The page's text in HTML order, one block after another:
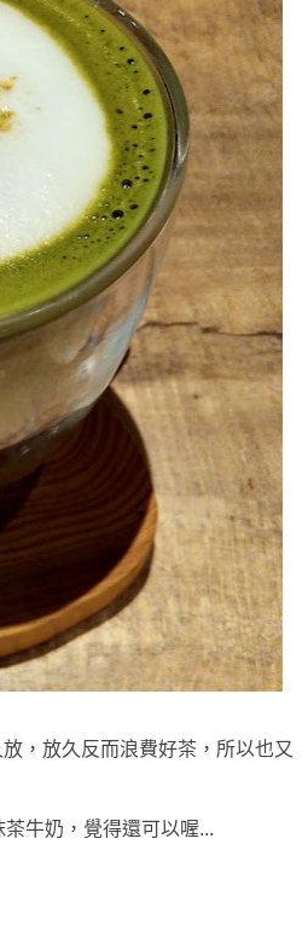
，放久反而浪費好茶，所以也又
牛奶，覺得還可以喔...